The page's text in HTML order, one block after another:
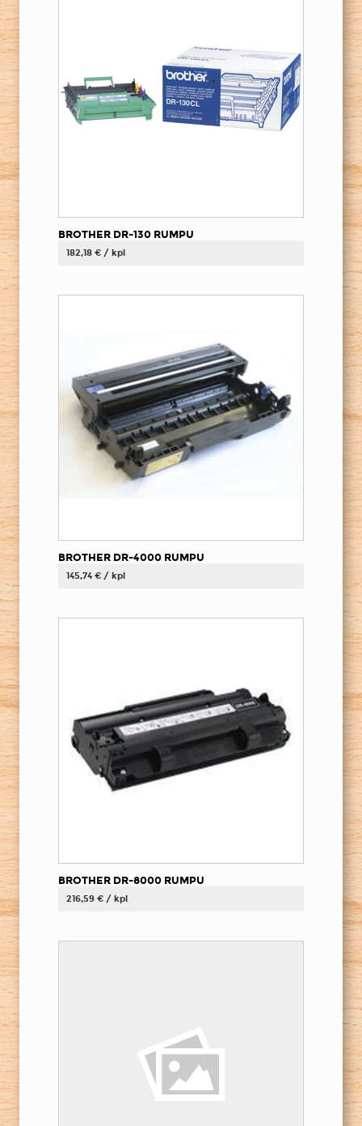
BROTHER DR-130 RUMPU
182,18 € / kpl
BROTHER DR-4000 RUMPU
145,74 € / kpl
BROTHER DR-8000 RUMPU
216,59 € / kpl